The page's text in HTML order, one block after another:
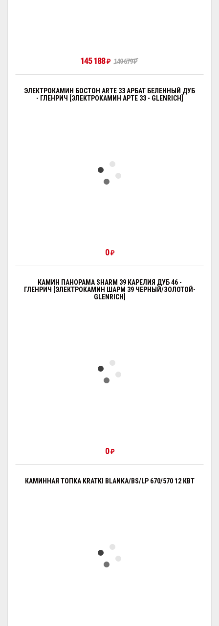
145 188₽ 149 679₽
ЭЛЕКТРОКАМИН БОСТОН ARTE 33 АРБАТ БЕЛЕННЫЙ ДУБ
- ГЛЕНРИЧ [ЭЛЕКТРОКАМИН АРТЕ 33 - GLENRICH]
0₽
КАМИН ПАНОРАМА SHARM 39 КАРЕЛИЯ ДУБ 46 -
ГЛЕНРИЧ [ЭЛЕКТРОКАМИН ШАРМ 39 ЧЕРНЫЙ/ЗОЛОТОЙ-
GLENRICH]
0₽
КАМИННАЯ ТОПКА KRATKI BLANKA/BS/LP 670/570 12 КВТ